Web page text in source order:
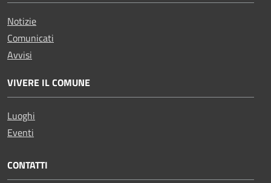
Notizie
Comunicati
Avvisi
VIVERE IL COMUNE
Luoghi
Eventi
CONTATTI